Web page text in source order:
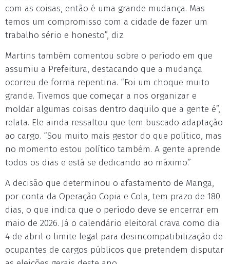
com as coisas, então é uma grande mudança. Mas
temos um compromisso com a cidade de fazer um
trabalho sério e honesto”, diz.
Martins também comentou sobre o período em que
assumiu a Prefeitura, destacando que a mudança
ocorreu de forma repentina. “Foi um choque muito
grande. Tivemos que começar a nos organizar e
moldar algumas coisas dentro daquilo que a gente é”,
relata. Ele ainda ressaltou que tem buscado adaptação
ao cargo. “Sou muito mais gestor do que político, mas
no momento estou político também. A gente aprende
todos os dias e está se dedicando ao máximo.”
A decisão que determinou o afastamento de Manga,
por conta da Operação Copia e Cola, tem prazo de 180
dias, o que indica que o período deve se encerrar em
maio de 2026. Já o calendário eleitoral crava como dia
4 de abril o limite legal para desincompatibilização de
ocupantes de cargos públicos que pretendem disputar